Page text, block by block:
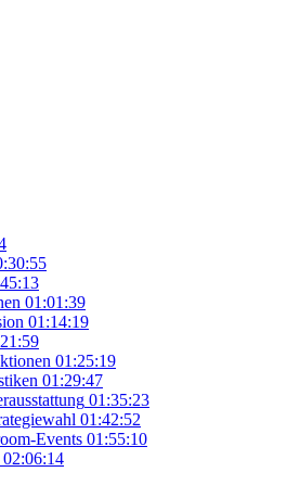
01:01:39
01:14:19
01:25:19
01:29:47
01:35:23
01:42:52
Events 01:55:10
02:06:14